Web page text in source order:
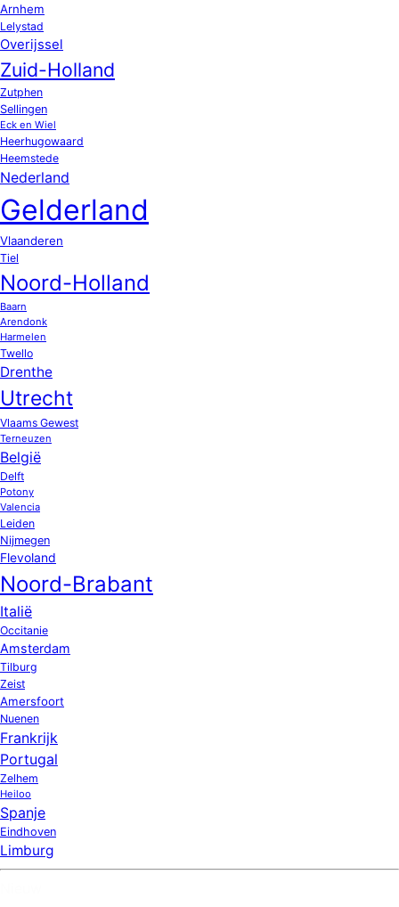
Arnhem
Lelystad
Overijssel
Zuid-Holland
Zutphen
Sellingen
Eck en Wiel
Heerhugowaard
Heemstede
Nederland
Gelderland
Vlaanderen
Tiel
Noord-Holland
Baarn
Arendonk
Harmelen
Twello
Drenthe
Utrecht
Vlaams Gewest
Terneuzen
België
Delft
Potony
Valencia
Leiden
Nijmegen
Flevoland
Noord-Brabant
Italië
Occitanie
Amsterdam
Tilburg
Zeist
Amersfoort
Nuenen
Frankrijk
Portugal
Zelhem
Heiloo
Spanje
Eindhoven
Limburg